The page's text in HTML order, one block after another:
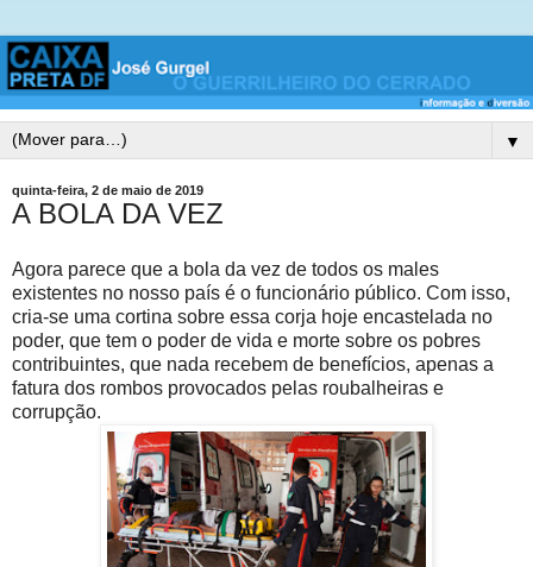
▼
quinta-feira, 2 de maio de 2019
A BOLA DA VEZ
Agora parece que a bola da vez de todos os males
existentes no nosso país é o funcionário público. Com isso,
cria-se uma cortina sobre essa corja hoje encastelada no
poder, que tem o poder de vida e morte sobre os pobres
contribuintes, que nada recebem de benefícios, apenas a
fatura dos rombos provocados pelas roubalheiras e
corrupção.